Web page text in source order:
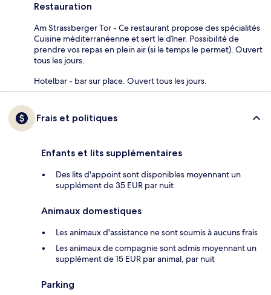
Restauration
Am Strassberger Tor - Ce restaurant propose des spécialités
Cuisine méditerranéenne et sert le dîner. Possibilité de
prendre vos repas en plein air (si le temps le permet). Ouvert
tous les jours.
Hotelbar - bar sur place. Ouvert tous les jours.
Frais et politiques
Enfants et lits supplémentaires
Des lits d'appoint sont disponibles moyennant un
supplément de 35 EUR par nuit
Animaux domestiques
Les animaux d'assistance ne sont soumis à aucuns frais
Les animaux de compagnie sont admis moyennant un
supplément de 15 EUR par animal, par nuit
Parking